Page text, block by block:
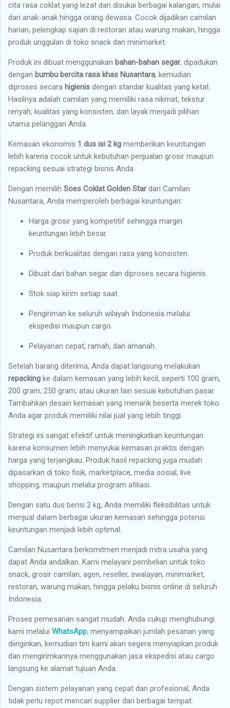
cita rasa coklat yang lezat dan disukai berbagai kalangan, mulai
dari anak-anak hingga orang dewasa. Cocok dijadikan camilan
harian, pelengkap sajian di restoran atau warung makan, hingga
produk unggulan di toko snack dan minimarket.
Produk ini dibuat menggunakan bahan-bahan segar, dipadukan
dengan bumbu bercita rasa khas Nusantara, kemudian
diproses secara higienis dengan standar kualitas yang ketat.
Hasilnya adalah camilan yang memiliki rasa nikmat, tekstur
renyah, kualitas yang konsisten, dan layak menjadi pilihan
utama pelanggan Anda.
Kemasan ekonomis 1 dus isi 2 kg memberikan keuntungan
lebih karena cocok untuk kebutuhan penjualan grosir maupun
repacking sesuai strategi bisnis Anda.
Dengan memilih Soes Coklat Golden Stardari Camilan
Nusantara, Anda memperoleh berbagai keuntungan:
Harga grosir yang kompetitif sehingga margin
keuntungan lebih besar.
Produk berkualitas dengan rasa yang konsisten.
Dibuat dari bahan segar dan diproses secara higienis.
Stok siap kirim setiap saat.
Pengiriman ke seluruh wilayah Indonesia melalui
ekspedisi maupun cargo.
Pelayanan cepat, ramah, dan amanah.
Setelah barang diterima, Anda dapat langsung melakukan
repacking ke dalam kemasan yang lebih kecil, seperti 100 gram,
200 gram, 250 gram, atau ukuran lain sesuai kebutuhan pasar.
Tambahkan desain kemasan yang menarik beserta merek toko
Anda agar produk memiliki nilai jual yang lebih tinggi.
Strategi ini sangat efektif untuk meningkatkan keuntungan
karena konsumen lebih menyukai kemasan praktis dengan
harga yang terjangkau. Produk hasil repacking juga mudah
dipasarkan di toko fisik, marketplace, media sosial, live
shopping, maupun melalui program afiliasi.
Dengan satu dus berisi 2 kg, Anda memiliki fleksibilitas untuk
menjual dalam berbagai ukuran kemasan sehingga potensi
keuntungan menjadi lebih optimal.
Camilan Nusantara berkomitmen menjadi mitra usaha yang
dapat Anda andalkan. Kami melayani pembelian untuk toko
snack, grosir camilan, agen, reseller, swalayan, minimarket,
restoran, warung makan, hingga pelaku bisnis online di seluruh
Indonesia.
Proses pemesanan sangat mudah. Anda cukup menghubungi
kami melalui WhatsApp, menyampaikan jumlah pesanan yang
diinginkan, kemudian tim kami akan segera menyiapkan produk
dan mengirimkannya menggunakan jasa ekspedisi atau cargo
langsung ke alamat tujuan Anda.
Dengan sistem pelayanan yang cepat dan profesional, Anda
tidak perlu repot mencari supplier dari berbagai tempat.